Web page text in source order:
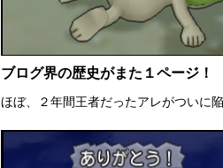
ブログ界の歴史がまた１ページ！
ほぼ、２年間王者だったアレがついに陥